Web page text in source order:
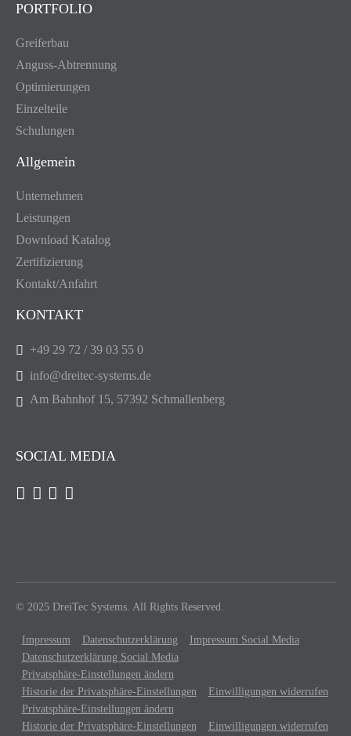
PORTFOLIO
Greiferbau
Anguss-Abtrennung
Optimierungen
Einzelteile
Schulungen
Allgemein
Unternehmen
Leistungen
Download Katalog
Zertifizierung
Kontakt/Anfahrt
KONTAKT
+49 29 72 / 39 03 55 0
info@dreitec-systems.de
Am Bahnhof 15, 57392 Schmallenberg
SOCIAL MEDIA
© 2025 DreiTec Systems. All Rights Reserved.
Impressum Datenschutzerklärung
Impressum Social Media
Datenschutzerklärung Social Media
Privatsphäre-Einstellungen ändern
Historie der Privatsphäre-Einstellungen
Einwilligungen widerrufen
Privatsphäre-Einstellungen ändern
Historie der Privatsphäre-Einstellungen
Einwilligungen widerrufen